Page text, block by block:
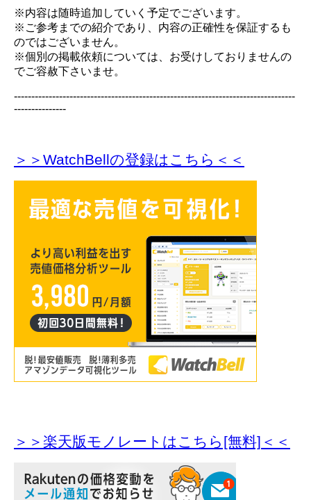
※内容は随時追加していく予定でございます。
※ご参考までの紹介であり、内容の正確性を保証するも
のではございません。
※個別の掲載依頼については、お受けしておりませんの
でご容赦下さいませ。
---------------------------------------------------------------------------------
---------------
＞＞WatchBellの登録はこちら＜＜
＞＞楽天版モノレートはこちら[無料]＜＜